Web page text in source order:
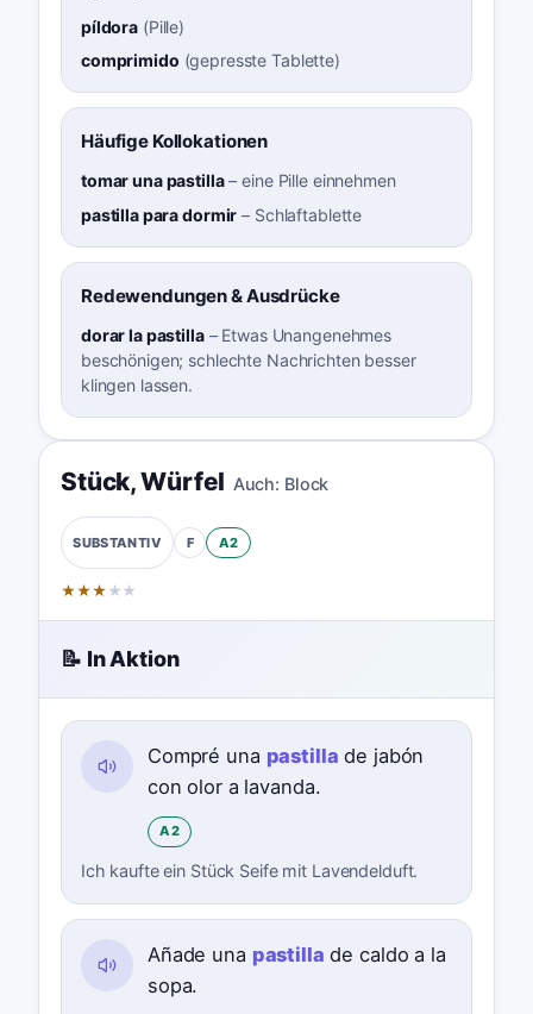
píldora (Pille)
comprimido (gepresste Tablette)
Häufige Kollokationen
tomar una pastilla–eine Pille einnehmen
pastilla para dormir – Schlaftablette
Redewendungen & Ausdrücke
dorar la pastilla– Etwas Unangenehmes
beschönigen; schlechte Nachrichten besser
klingen lassen.
Stück,Würfel Auch: Block
SUBSTANTIV F A2
★★★ ★ ★
📝 In Aktion
Compré una pastilla de jabón
con olor a lavanda.
A2
Ich kaufte ein Stück Seife mit Lavendelduft.
Añade una pastilla de caldo a la
sopa.